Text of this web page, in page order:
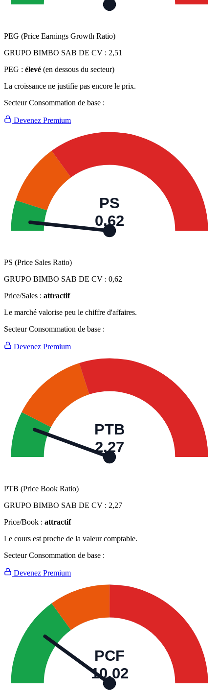
PEG (Price Earnings Growth Ratio)
GRUPO BIMBO SAB DE CV : 2,51
PEG : élevé (en dessous du secteur)
La croissance ne justifie pas encore le prix.
Secteur Consommation de base :
Devenez Premium
PS
0,62
PS (Price Sales Ratio)
GRUPO BIMBO SAB DE CV : 0,62
Price/Sales : attractif
Le marché valorise peu le chiffre d'affaires.
Secteur Consommation de base :
Devenez Premium
PTB
2,27
PTB (Price Book Ratio)
GRUPO BIMBO SAB DE CV : 2,27
Price/Book : attractif
Le cours est proche de la valeur comptable.
Secteur Consommation de base :
Devenez Premium
PCF
10,02